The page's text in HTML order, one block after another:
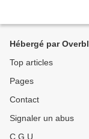
Hébergé par
Top articles
Pages
Contact
Signaler un abus
C.G.U.